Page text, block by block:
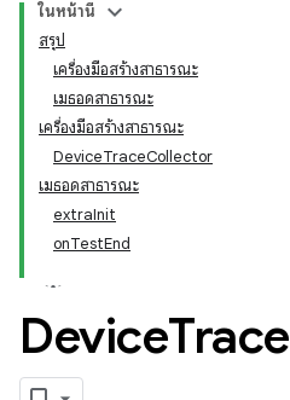
ในหน้านี้
สรุป
เครื่องมือสร้างสาธารณะ
เมธอดสาธารณะ
เครื่องมือสร้างสาธารณะ
DeviceTraceCollector
เมธอดสาธารณะ
extraInit
onTestEnd
DeviceTrace